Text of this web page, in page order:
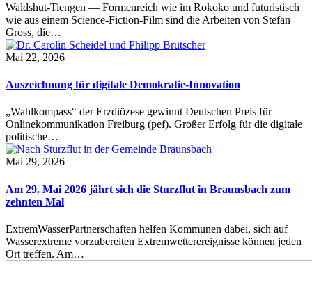
Waldshut-Tiengen — Formenreich wie im Rokoko und futuristisch
wie aus einem Science-Fiction-Film sind die Arbeiten von Stefan
Gross, die…
Mai 22, 2026
Auszeichnung für digitale Demokratie-Innovation
„Wahlkompass“ der Erzdiözese gewinnt Deutschen Preis für
Onlinekommunikation Freiburg (pef). Großer Erfolg für die digitale
politische…
Mai 29, 2026
Am 29. Mai 2026 jährt sich die Sturzflut in Braunsbach zum
zehnten Mal
ExtremWasserPartnerschaften helfen Kommunen dabei, sich auf
Wasserextreme vorzubereiten Extremwetterereignisse können jeden
Ort treffen. Am…